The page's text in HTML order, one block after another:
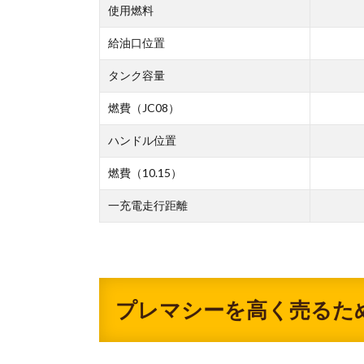
使用燃料
給油口位置
タンク容量
燃費（JC08）
ハンドル位置
燃費（10.15）
一充電走行距離
プレマシーを高く売るた